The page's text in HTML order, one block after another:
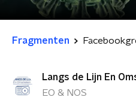
Fragmenten
Langs de Lijn En
EO & NOS